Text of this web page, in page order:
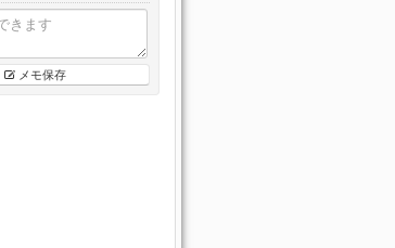
メモ保存